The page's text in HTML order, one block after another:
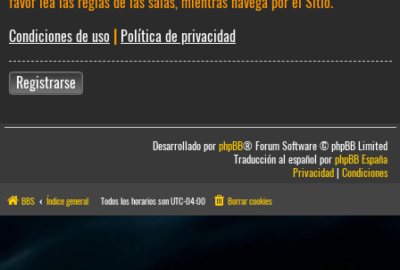
Condiciones de uso
Política de privacidad
Registrarse
Desarrollado porphpBB® Forum Software © phpBB Limited
Traducción al español porphpBB España
Privacidad|Condiciones
BBS Índice general Todos los horarios sonUTC-04:00 Borrar cookies